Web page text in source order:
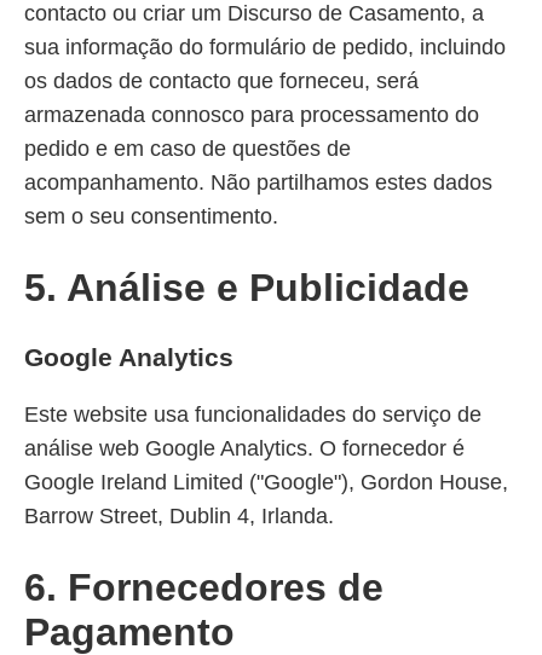
contacto ou criar um Discurso de Casamento, a
sua informação do formulário de pedido, incluindo
os dados de contacto que forneceu, será
armazenada connosco para processamento do
pedido e em caso de questões de
acompanhamento. Não partilhamos estes dados
sem o seu consentimento.
5. Análise e Publicidade
Google Analytics
Este website usa funcionalidades do serviço de
análise web Google Analytics. O fornecedor é
Google Ireland Limited ("Google"), Gordon House,
Barrow Street, Dublin 4, Irlanda.
6. Fornecedores de
Pagamento